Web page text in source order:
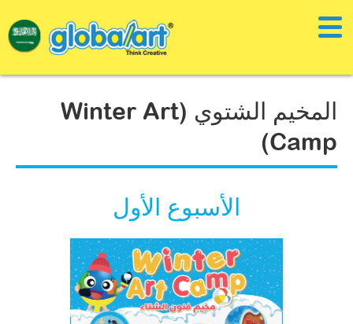
المخيم الشتوي (Winter Art
Camp)
الأسبوع الأول